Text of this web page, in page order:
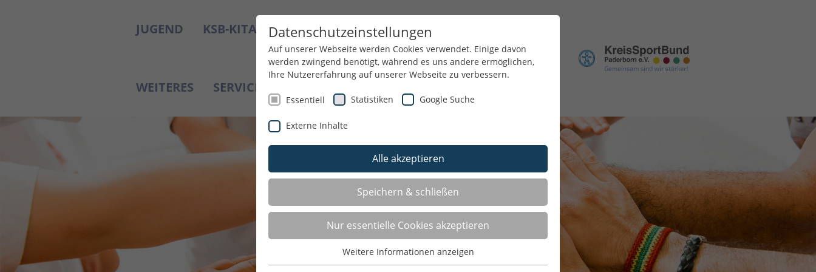
JUGEND KSB-KITAS GESUNDHEIT BILDUNG
WEITERES SERVICE
Datenschutzeinstellungen
Auf unserer Webseite werden Cookies verwendet. Einige davon
werden zwingend benötigt, während es uns andere ermöglichen,
Ihre Nutzererfahrung auf unserer Webseite zu verbessern.
Essentiell Statistiken Google Suche
Externe Inhalte
Alle akzeptieren
Speichern & schließen
Nur essentielle Cookies akzeptieren
Weitere Informationen anzeigen